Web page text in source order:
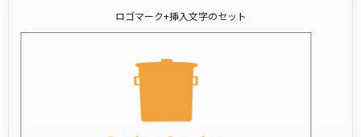
ロゴマーク+挿入文字のセット